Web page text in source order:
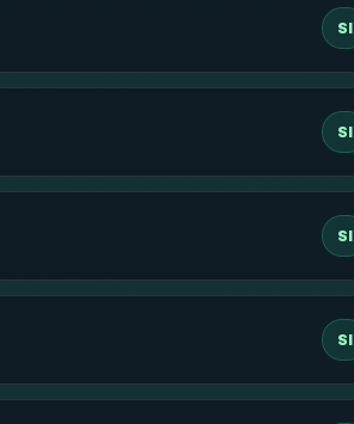
SI
SI
SI
SI